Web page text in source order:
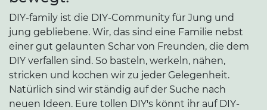
DIY-family ist die DIY-Community für Jung und
jung gebliebene. Wir, das sind eine Familie nebst
einer gut gelaunten Schar von Freunden, die dem
DIY verfallen sind. So basteln, werkeln, nähen,
stricken und kochen wir zu jeder Gelegenheit.
Natürlich sind wir ständig auf der Suche nach
neuen Ideen. Eure tollen DIY's könnt ihr auf DIY-